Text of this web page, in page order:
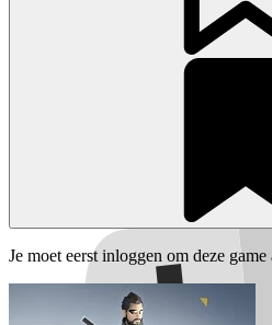
Je moet eerst inloggen om deze